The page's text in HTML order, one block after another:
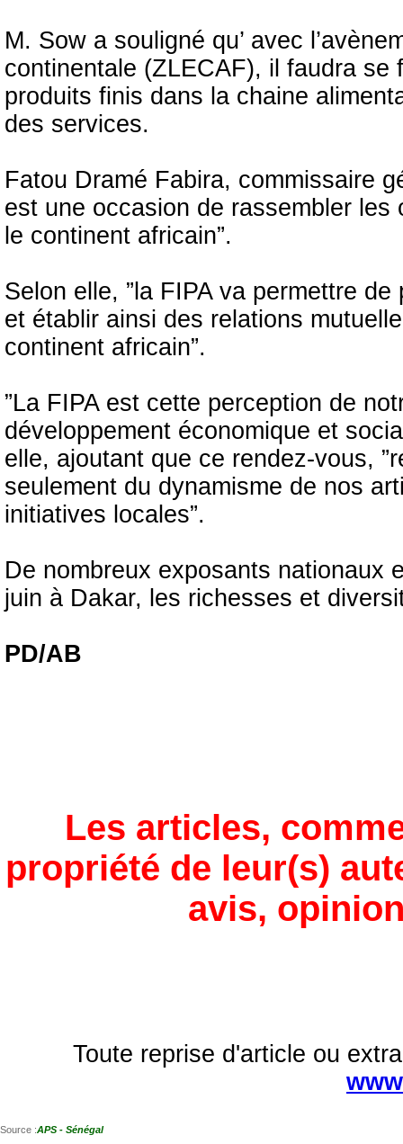
M. Sow a souligné qu’ avec
continentale (ZLECAF), il faudra
produits finis dans la chaine
des services.
Fatou Dramé Fabira, commissaire
est une occasion de rassembler
le continent africain”.
Selon elle, ”la FIPA va permettre
et établir ainsi des relations
continent africain”.
”La FIPA est cette perception de
développement économique et
elle, ajoutant que ce rendez-vous,
seulement du dynamisme de nos
initiatives locales”.
De nombreux exposants nationaux
juin à Dakar, les richesses et
PD/AB
Les articles,
propriété de leur(s)
avis,
Toute reprise d'article ou
Source :APS - Sénégal